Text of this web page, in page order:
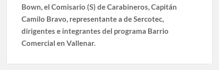
Bown, el Comisario (S) de Carabineros, Capitán
Camilo Bravo, representante a de Sercotec,
dirigentes e integrantes del programa Barrio
Comercial en Vallenar.